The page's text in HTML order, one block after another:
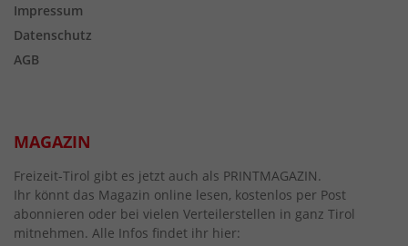
Impressum
Datenschutz
AGB
MAGAZIN
Freizeit-Tirol gibt es jetzt auch als PRINTMAGAZIN.
Ihr könnt das Magazin online lesen, kostenlos per Post
abonnieren oder bei vielen Verteilerstellen in ganz Tirol
mitnehmen. Alle Infos findet ihr hier: